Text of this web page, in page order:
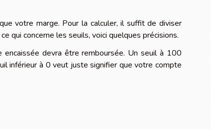
votre marge. Pour la calculer, il suffit de diviser
qui concerne les seuils, voici quelques précisions.
devra être remboursée. Un seuil à 100
inférieur à 0 veut juste signifier que votre compte